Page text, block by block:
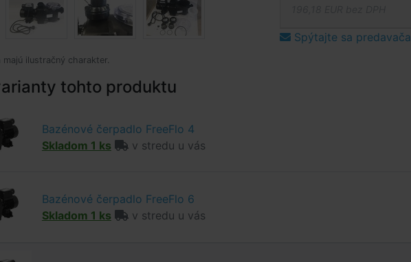
ilustračný charakter.
Spýtajte sa predavača
tohto produktu
Bazénové čerpadlo FreeFlo 4
Skladom 1 ks
v stredu u vás
Bazénové čerpadlo FreeFlo 6
Skladom 1 ks
v stredu u vás